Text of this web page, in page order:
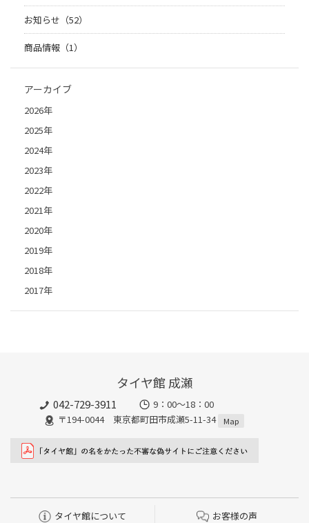
お知らせ（52）
商品情報（1）
アーカイブ
2026年
2025年
2024年
2023年
2022年
2021年
2020年
2019年
2018年
2017年
タイヤ館 成瀬
042-729-3911
9：00～18：00
〒194-0044 東京都町田市成瀬5-11-34
Map
タイヤ館について お客様の声